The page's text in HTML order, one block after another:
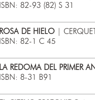
ISBN: 82-93 (82) S 31
ROSA DE HIELO |
ISBN: 82-1 C 45
LA REDOMA DEL PRIMER
ISBN: 8-31 B91